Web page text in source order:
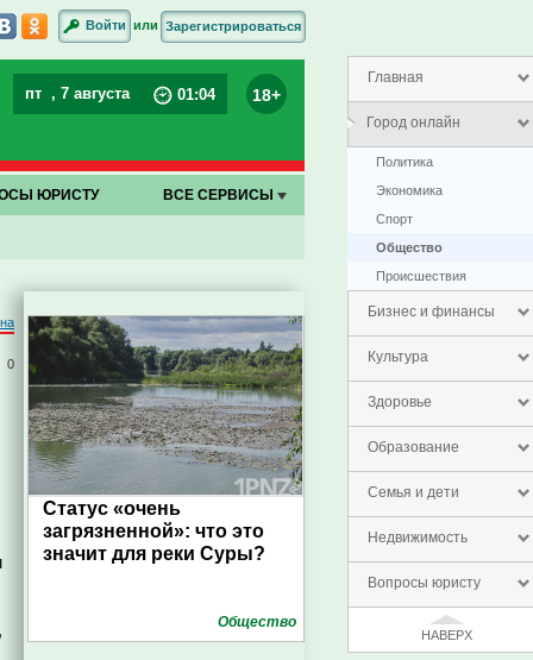
Главная
Город онлайн
Политика
Экономика
Спорт
Общество
Проиcшествия
Бизнес и финансы
Культура
Здоровье
Образование
Семья и дети
Недвижимость
Вопросы юристу
НАВЕРХ
Войти или Зарегистрироваться
пт , 7 августа 01:04 18+
ЮРИСТУ ВСЕ СЕРВИСЫ
0
Статус «очень
загрязненной»: что это
значит для реки Суры?
Общество